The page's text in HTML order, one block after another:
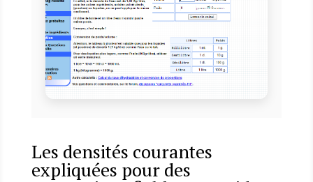
Les densités courantes
expliquées pour des